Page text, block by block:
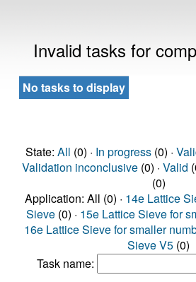
Invalid tasks for
No tasks to display
State: All (0) · In progress(0) ·
Validation inconclusive(0) · Valid
(0)
Application: All (0) · 14e Lattice
Sieve (0) · 15e Lattice Sieve for
16e Lattice Sieve for smaller
Sieve V5 (0)
Task name: